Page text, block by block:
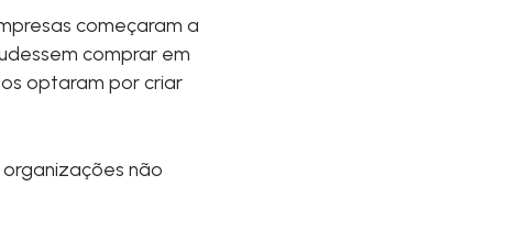
começaram a
comprar em
optaram por criar
não